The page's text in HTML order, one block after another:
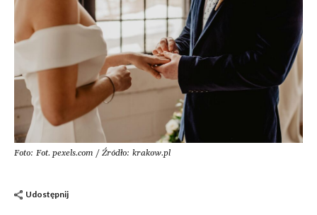
Foto: Fot. pexels.com / Źródło: krakow.pl
Udostępnij